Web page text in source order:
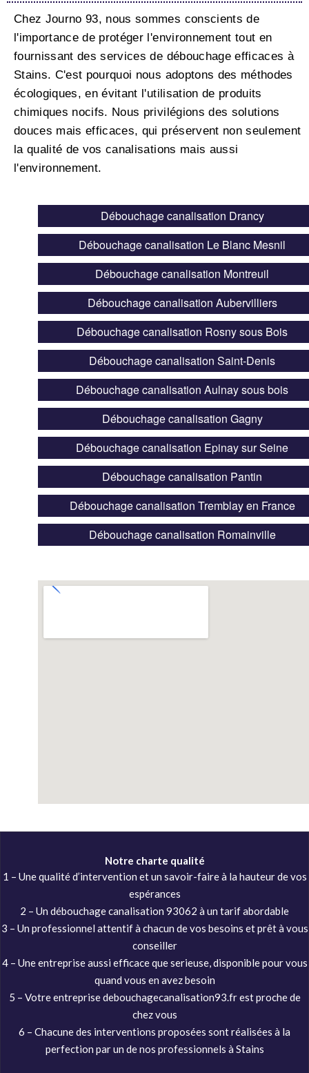
Chez Journo 93, nous sommes conscients de
l'importance de protéger l'environnement tout en
fournissant des services de débouchage efficaces à
Stains. C'est pourquoi nous adoptons des méthodes
écologiques, en évitant l'utilisation de produits
chimiques nocifs. Nous privilégions des solutions
douces mais efficaces, qui préservent non seulement
la qualité de vos canalisations mais aussi
l'environnement.
Débouchage canalisation Drancy
Débouchage canalisation Le Blanc Mesnil
Débouchage canalisation Montreuil
Débouchage canalisation Aubervilliers
Débouchage canalisation Rosny sous Bois
Débouchage canalisation Saint-Denis
Débouchage canalisation Aulnay sous bois
Débouchage canalisation Gagny
Débouchage canalisation Epinay sur Seine
Débouchage canalisation Pantin
Débouchage canalisation Tremblay en France
Débouchage canalisation Romainville
Notre charte qualité
1 – Une qualité d’intervention et un savoir-faire à la hauteur de vos
espérances
2 – Un débouchage canalisation 93062 à un tarif abordable
3 – Un professionnel attentif à chacun de vos besoins et prêt à vous
conseiller
4 – Une entreprise aussi efficace que serieuse, disponible pour vous
quand vous en avez besoin
5 – Votre entreprise debouchagecanalisation93.fr est proche de
chez vous
6 – Chacune des interventions proposées sont réalisées à la
perfection par un de nos professionnels à Stains